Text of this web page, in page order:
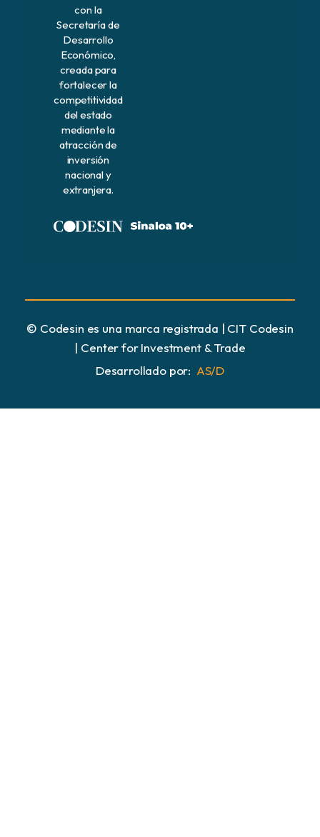
con la
Secretaría de
Desarrollo
Económico,
creada para
fortalecer la
competitividad
del estado
mediante la
atracción de
inversión
nacional y
extranjera.
© Codesin es una marca registrada | CIT Codesin
| Center for Investment & Trade
Desarrollado por: AS/D